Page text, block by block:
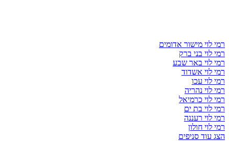
רמי לוי מישור אדומים
רמי לוי בני ברק
רמי לוי באר שבע
רמי לוי אשדוד
רמי לוי עכו
רמי לוי נהריה
רמי לוי כרמיאל
רמי לוי בת ים
רמי לוי רעננה
רמי לוי חולון
הצג עוד סניפים